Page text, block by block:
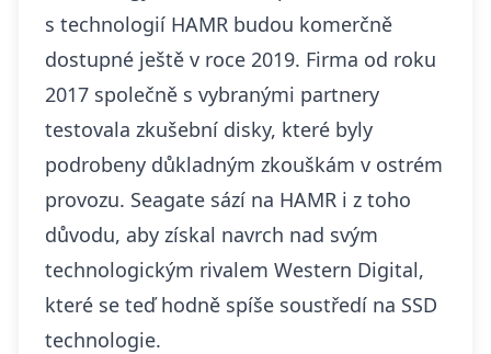
s technologií HAMR budou komerčně
dostupné ještě v roce 2019. Firma od roku
2017 společně s vybranými partnery
testovala zkušební disky, které byly
podrobeny důkladným zkouškám v ostrém
provozu. Seagate sází na HAMR i z toho
důvodu, aby získal navrch nad svým
technologickým rivalem Western Digital,
které se teď hodně spíše soustředí na SSD
technologie.